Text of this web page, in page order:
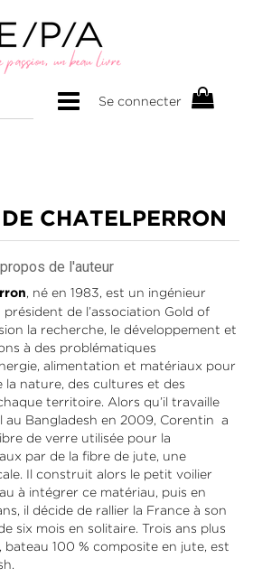
Se connecter
CHATELPERRON
de l'auteur
, né en 1983, est un ingénieur
de l’association Gold of
la recherche, le développement et
à des problématiques
alimentation et matériaux pour
nature, des cultures et des
territoire. Alors qu’il travaille
au Bangladesh en 2009, Corentin a
de verre utilisée pour la
par de la fibre de jute, une
Il construit alors le petit voilier
à intégrer ce matériau, puis en
il décide de rallier la France à son
six mois en solitaire. Trois ans plus
bateau 100 % composite en jute, est